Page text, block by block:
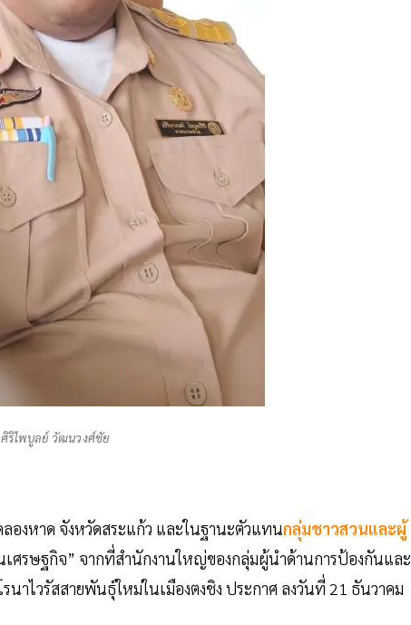
ศิริไพบูลย์ วัฒนวงศ์ชัย
งหาด จังหวัดสระแก้ว และในฐานะตัวแทนกลุ่มชาวสวนและผู้
เศรษฐกิจ” จากที่สำนักงานใหญ่ของกลุ่มผู้นำด้านการป้องกันและ
นาไวรัสสายพันธุ์ใหม่ในเมืองตงชิง ประกาศ ลงวันที่ 21 ธันวาคม